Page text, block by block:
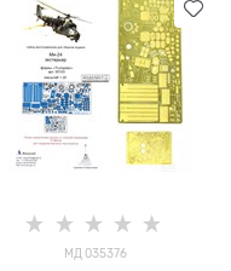
МД 035376